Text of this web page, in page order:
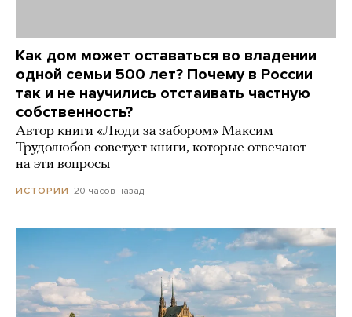
Как дом может оставаться во владении
одной семьи 500 лет? Почему в России
так и не научились отстаивать частную
собственность?
Автор книги «Люди за забором» Максим
Трудолюбов советует книги, которые отвечают
на эти вопросы
ИСТОРИИ 20 часов назад